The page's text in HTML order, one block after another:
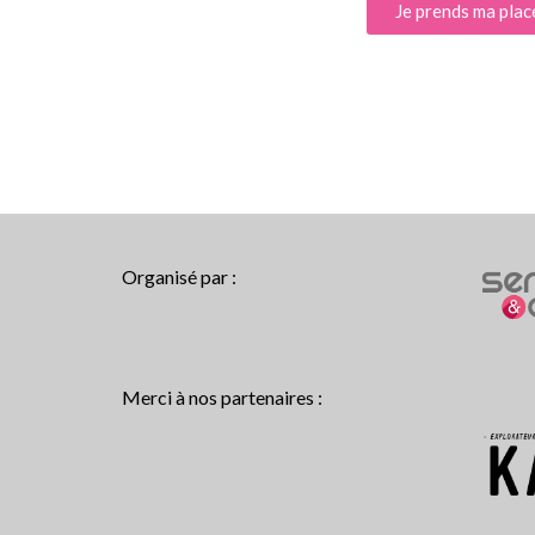
Je prends ma
Organisé par :
Merci à nos partenaires :